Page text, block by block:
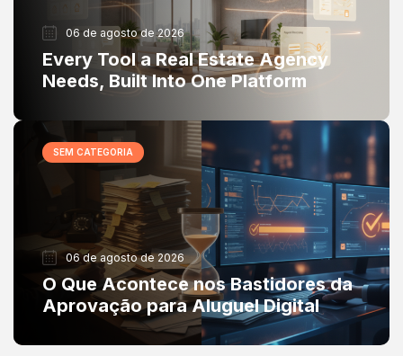
06 de agosto de 2026
Every Tool a Real Estate Agency
Needs, Built Into One Platform
SEM CATEGORIA
06 de agosto de 2026
O Que Acontece nos Bastidores da
Aprovação para Aluguel Digital